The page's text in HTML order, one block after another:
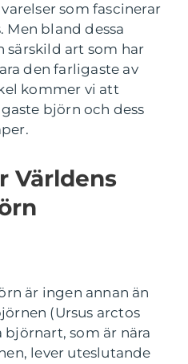
som fascinerar
Men bland dessa
särskild art som har
den farligaste av
kommer vi att
björn och dess
Världens
är ingen annan än
(Ursus arctos
som är nära
lever uteslutande